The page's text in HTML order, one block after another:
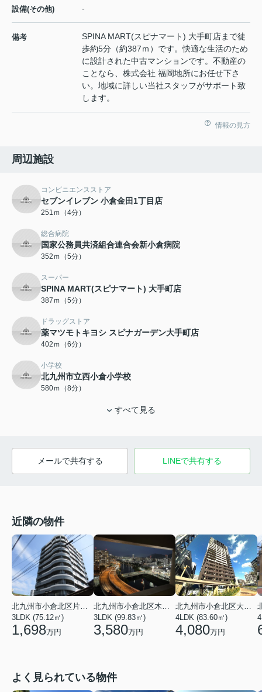
設備(その他) -
備考
SPINA MART(スピナマート) 大手町店まで徒
歩約5分（約387ｍ）です。快適な生活のため
に設計された中古マンションです。不動産の
ことなら、株式会社 福岡地所にお任せ下さ
い。地域に詳しい当社スタッフがサポート致
します。
情報の見方
周辺施設
コンビニエンスストア
セブンイレブン 小倉金田1丁目店
251ｍ（4分）
総合病院
国家公務員共済組合連合会新小倉病院
352ｍ（5分）
スーパー
SPINA MART(スピナマート) 大手町店
387ｍ（5分）
ドラッグストア
薬マツモトキヨシ スピナガーデン大手町店
402ｍ（6分）
小学校
北九州市立西小倉小学校
580ｍ（8分）
すべて見る
メールで共有する LINEで共有する
近隣の物件
北九州市小倉北区片野２丁目
3LDK (75.12㎡)
1,698万円
北九州市小倉北区木町２丁目
3LDK (99.83㎡)
3,580万円
北九州市小倉北区大手町
4LDK (83.60㎡)
4,080万円
よく見られている物件